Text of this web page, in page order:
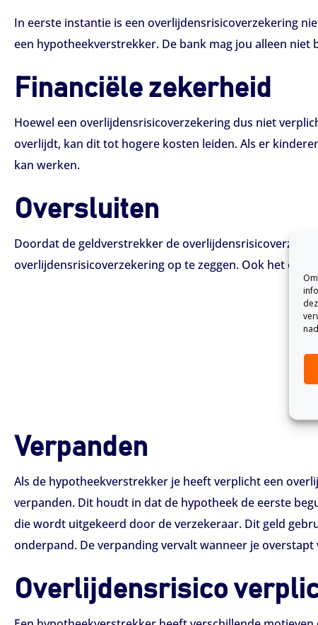
In eerste instantie is een overlijdensrisicoverzekering
een hypotheekverstrekker. De bank mag jou alleen
Financiële zekerheid
Hoewel een overlijdensrisicoverzekering dus niet
overlijdt, kan dit tot hogere kosten leiden. Als er
kan werken.
Oversluiten
Doordat de geldverstrekker de
overlijdensrisicoverzekering op te zeggen. Ook het
Verpanden
Als de hypotheekverstrekker je heeft verplicht een
verpanden. Dit houdt in dat de hypotheek de eerste
die wordt uitgekeerd door de verzekeraar. Dit geld
onderpand. De verpanding vervalt wanneer je
Overlijdensrisico